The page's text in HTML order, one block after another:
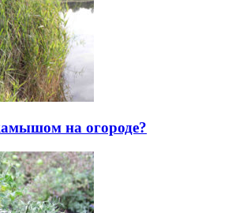
на огороде?